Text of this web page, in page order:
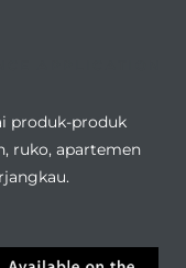
produk-produk
ruko, apartemen